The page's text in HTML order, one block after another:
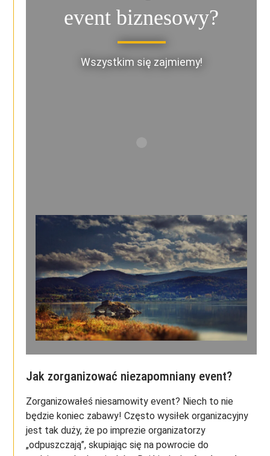
event biznesowy?
Wszystkim się zajmiemy!
Jak zorganizować niezapomniany event?
Zorganizowałeś niesamowity event? Niech to nie
będzie koniec zabawy! Często wysiłek organizacyjny
jest tak duży, że po imprezie organizatorzy
„odpuszczają”, skupiając się na powrocie do